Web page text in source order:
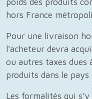
hors France
Pour une livraison
l'acheteur devra
ou autres taxes dues
produits dans le
Les formalités qui